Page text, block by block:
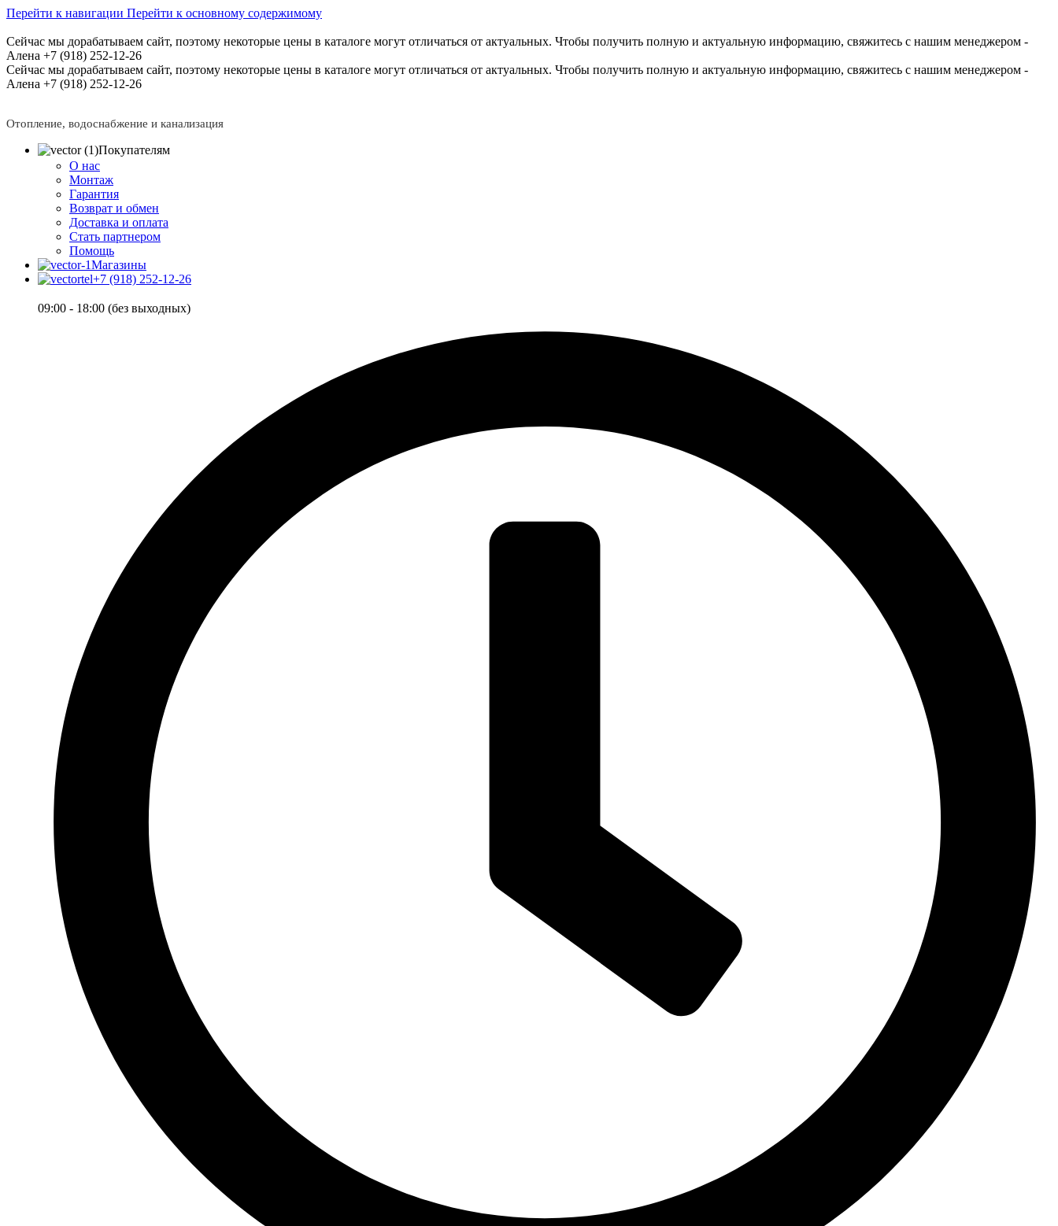
Перейти к навигации Перейти к основному содержимому
Сейчас мы дорабатываем сайт, поэтому некоторые цены в каталоге могут отличаться от актуальных. Чтобы получить полную и актуальную информацию, свяжитесь с нашим менеджером -
Алена +7 (918) 252-12-26
Сейчас мы дорабатываем сайт, поэтому некоторые цены в каталоге могут отличаться от актуальных. Чтобы получить полную и актуальную информацию, свяжитесь с нашим менеджером -
Алена +7 (918) 252-12-26
Отопление, водоснабжение и канализация
Покупателям
О нас
Монтаж
Гарантия
Возврат и обмен
Доставка и оплата
Стать партнером
Помощь
Магазины
+7 (918) 252-12-26
09:00 - 18:00 (без выходных)